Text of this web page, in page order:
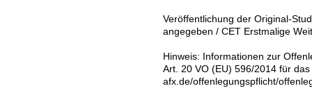
Veröffentlichung der Original-
angegeben / CET Erstmalige
Hinweis: Informationen zur
Art. 20 VO (EU) 596/2014 für
afx.de/offenlegungspflicht/